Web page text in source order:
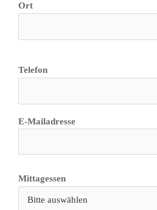
Ort
Telefon
E-Mailadresse
Mittagessen